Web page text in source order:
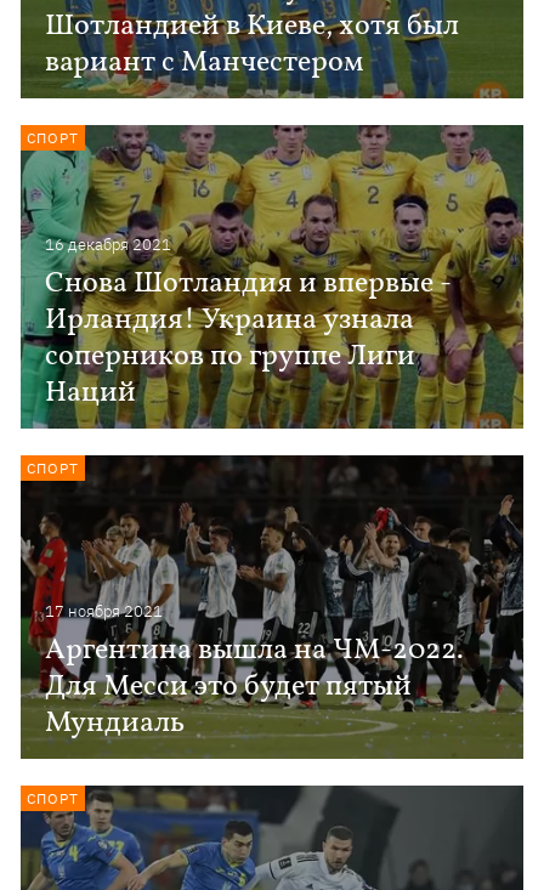
Шотландией в Киеве, хотя был
вариант с Манчестером
16 декабря 2021
Снова Шотландия и впервые -
Ирландия! Украина узнала
соперников по группе Лиги
Наций
СПОРТ
17 ноября 2021
Аргентина вышла на ЧМ-2022.
Для Месси это будет пятый
Мундиаль
СПОРТ
СПОРТ